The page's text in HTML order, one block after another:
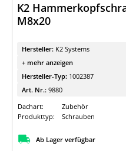
K2
M8x20
Hersteller: K2 Systems
+ mehr anzeigen
Hersteller-Typ: 1002387
Art. Nr.: 9880
Dachart:
Zubehör
Produkttyp:
Schrauben
Ab Lager verfügbar